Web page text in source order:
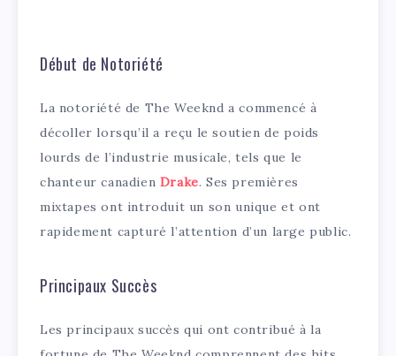
Début de Notoriété
La notoriété de The Weeknd a commencé à
décoller lorsqu’il a reçu le soutien de poids
lourds de l’industrie musicale, tels que le
chanteur canadien Drake. Ses premières
mixtapes ont introduit un son unique et ont
rapidement capturé l’attention d’un large public.
Principaux Succès
Les principaux succès qui ont contribué à la